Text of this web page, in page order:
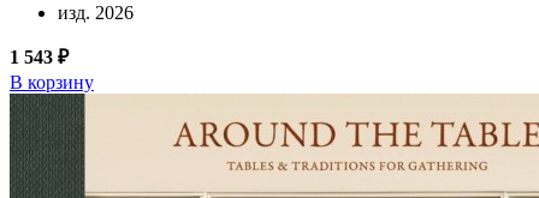
изд. 2026
1 543 ₽
В корзину